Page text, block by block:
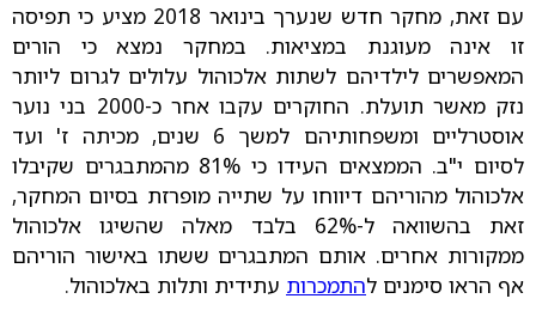
עם זאת, מחקר חדש שנערך בינואר 2018 מציע כי תפיסה
זו אינה מעוגנת במציאות. במחקר נמצא כי הורים
המאפשרים לילדיהם לשתות אלכוהול עלולים לגרום ליותר
נזק מאשר תועלת. החוקרים עקבו אחר כ-2000 בני נוער
אוסטרליים ומשפחותיהם למשך 6 שנים, מכיתה ז' ועד
לסיום י"ב. הממצאים העידו כי 81% מהמתבגרים שקיבלו
אלכוהול מהוריהם דיווחו על שתייה מופרזת בסיום המחקר,
זאת בהשוואה ל-62% בלבד מאלה שהשיגו אלכוהול
ממקורות אחרים. אותם המתבגרים ששתו באישור הוריהם
אף הראו סימנים להתמכרות עתידית ותלות באלכוהול.